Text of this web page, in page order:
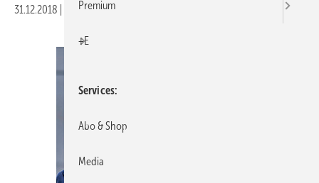
31.12.2018 Veröffentlicht in
Premium
+E
Services
Abo & Shop
Media